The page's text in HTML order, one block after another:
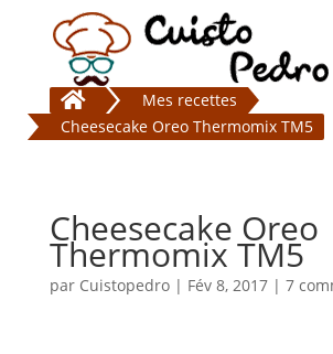

Mes recettes
Cheesecake Oreo Thermomix TM5
Cheesecake Oreo
Thermomix TM5
par Cuistopedro| Fév 8, 2017| 7